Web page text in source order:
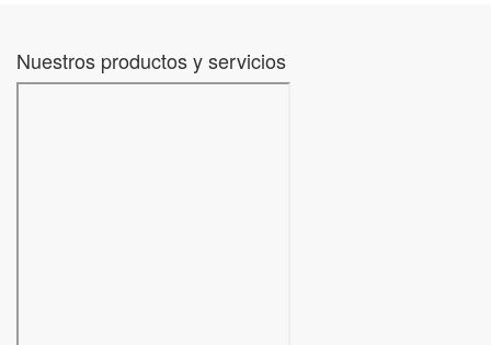
Nuestros productos y servicios